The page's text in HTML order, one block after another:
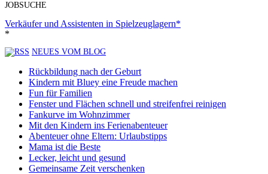
JOBSUCHE
Verkäufer und Assistenten in Spielzeuglagern*
*
NEUES VOM BLOG
Rückbildung nach der Geburt
Kindern mit Bluey eine Freude machen
Fun für Familien
Fenster und Flächen schnell und streifenfrei reinigen
Fankurve im Wohnzimmer
Mit den Kindern ins Ferienabenteuer
Abenteuer ohne Eltern: Urlaubstipps
Mama ist die Beste
Lecker, leicht und gesund
Gemeinsame Zeit verschenken